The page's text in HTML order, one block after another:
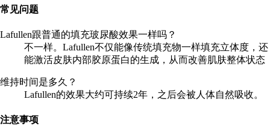
常见问题
Lafullen跟普通的填充玻尿酸效果一样吗？
不一样。Lafullen不仅能像传统填充物一样填充立体度，还
能激活皮肤内部胶原蛋白的生成，从而改善肌肤整体状态
维持时间是多久？
Lafullen的效果大约可持续2年，之后会被人体自然吸收。
注意事项